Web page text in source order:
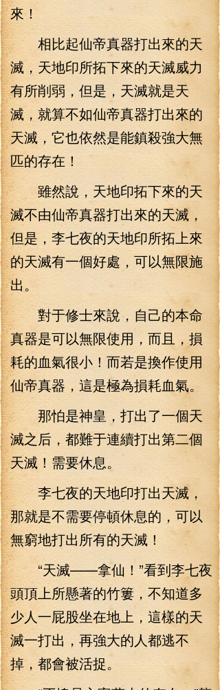
來！
相比起仙帝真器打出來的天
滅，天地印所拓下來的天滅威力
有所削弱，但是，天滅就是天
滅，就算不如仙帝真器打出來的
天滅，它也依然是能鎮殺強大無
匹的存在！
雖然說，天地印拓下來的天
滅不由仙帝真器打出來的天滅，
但是，李七夜的天地印所拓上來
的天滅有一個好處，可以無限施
出。
對于修士來說，自己的本命
真器是可以無限使用，而且，損
耗的血氣很小！而若是換作使用
仙帝真器，這是極為損耗血氣。
那怕是神皇，打出了一個天
滅之后，都難于連續打出第二個
天滅！需要休息。
李七夜的天地印打出天滅，
那就是不需要停頓休息的，可以
無窮地打出所有的天滅！
“天滅——拿仙！”看到李七夜
頭頂上所懸著的竹簍，不知道多
少人一屁股坐在地上，這樣的天
滅一打出，再強大的人都逃不
掉，都會被活捉。